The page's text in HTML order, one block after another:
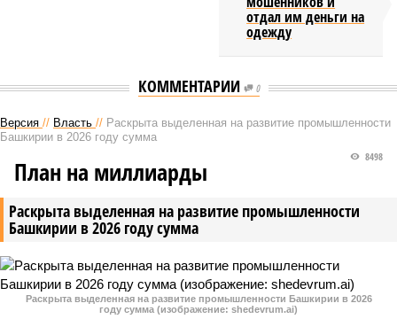
отдал им деньги на
одежду
КОММЕНТАРИИ 0
Версия // Власть // Раскрыта выделенная на развитие промышленности
Башкирии в 2026 году сумма
Раскрыта выделенная на развитие промышленности
Башкирии в 2026 году сумма
8498
План на миллиарды
Раскрыта выделенная на развитие промышленности Башкирии в 2026
году сумма (изображение: shedevrum.ai)